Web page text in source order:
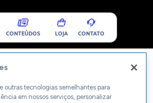
CONTEÚDOS LOJA CONTATO
outras tecnologias semelhantes para
em nossos serviços, personalizar